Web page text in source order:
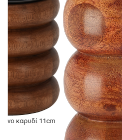
καρυδί 11cm